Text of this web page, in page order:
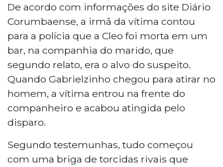
De acordo com informações do site Diário
Corumbaense, a irmã da vítima contou
para a polícia que a Cleo foi morta em um
bar, na companhia do marido, que
segundo relato, era o alvo do suspeito.
Quando Gabrielzinho chegou para atirar no
homem, a vítima entrou na frente do
companheiro e acabou atingida pelo
disparo.
Segundo testemunhas, tudo começou
com uma briga de torcidas rivais que